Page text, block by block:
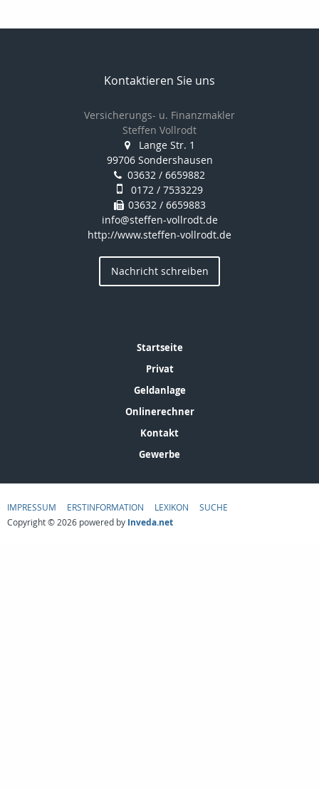
Kontaktieren Sie uns
Versicherungs- u. Finanzmakler
Steffen Vollrodt
Lange Str. 1
99706 Sondershausen
03632 / 6659882
0172 / 7533229
03632 / 6659883
info@steffen-vollrodt.de
http://www.steffen-vollrodt.de
Nachricht schreiben
Startseite
Privat
Geldanlage
Onlinerechner
Kontakt
Gewerbe
IMPRESSUM ERSTINFORMATION LEXIKON
SUCHE
Copyright © 2026 powered by Inveda.net